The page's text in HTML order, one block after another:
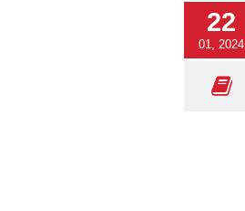
22
01, 2024